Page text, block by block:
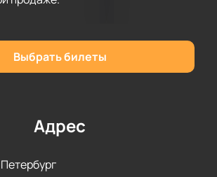
шанс стать участником этого
эмоций и оставит яркие
Выбрать билеты
Адрес